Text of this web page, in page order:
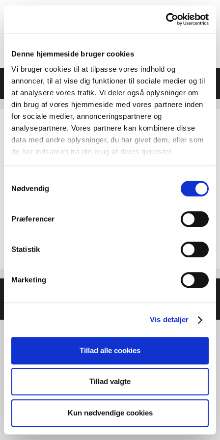
Denne hjemmeside bruger cookies
Vi bruger cookies til at tilpasse vores indhold og
annoncer, til at vise dig funktioner til sociale medier og til
at analysere vores trafik. Vi deler også oplysninger om
din brug af vores hjemmeside med vores partnere inden
for sociale medier, annonceringspartnere og
analysepartnere. Vores partnere kan kombinere disse
data med andre oplysninger, du har givet dem, eller som
de har indsamlet fra din brug af deres tjenester.
Nødvendig
Præferencer
Statistik
Marketing
Vis detaljer
Tillad alle cookies
Tillad valgte
Kun nødvendige cookies
indhold
Menu
Bygget medGeneratePress